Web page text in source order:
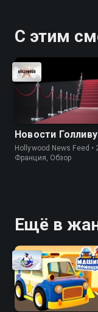
С этим
Новости
Hollywood News Feed •
Франция, Обзор
Ещё в